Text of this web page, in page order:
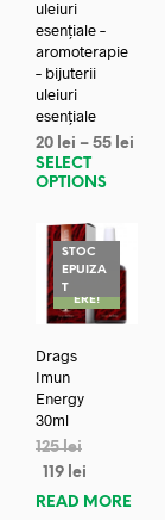
uleiuri
esențiale –
aromoterapie
– bijuterii
uleiuri
esențiale
20 lei – 55 lei
SELECT
OPTIONS
STOC
EPUIZA
TREDUC
ERE!
Drags
Imun
Energy
30ml
125lei
119 lei
READ MORE